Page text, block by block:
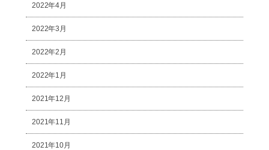
2022年4月
2022年3月
2022年2月
2022年1月
2021年12月
2021年11月
2021年10月